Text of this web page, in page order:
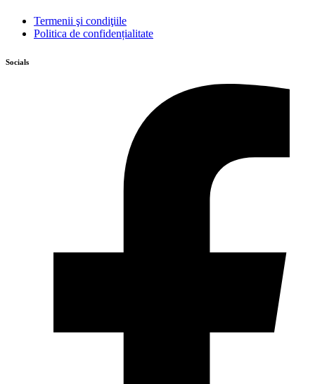
Termenii şi condiţiile
Politica de confidențialitate
Socials